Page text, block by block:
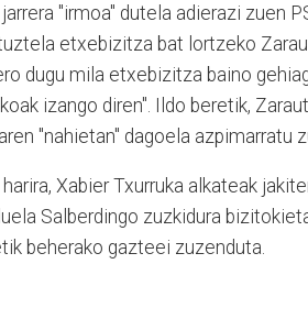
"irmoa" dutela adierazi zuen
etxebizitza bat lortzeko
dugu mila etxebizitza baino
izango diren". Ildo beretik,
"nahietan" dagoela azpimarratu
Xabier Txurruka alkateak
Salberdingo zuzkidura
beherako gazteei zuzenduta.